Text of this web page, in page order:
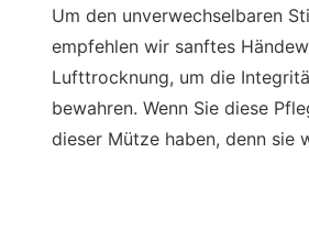
Um den unverwechselbaren
empfehlen wir sanftes
Lufttrocknung, um die
bewahren. Wenn Sie diese
dieser Mütze haben, denn sie